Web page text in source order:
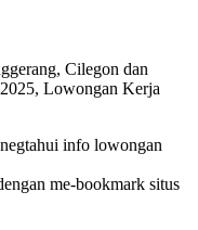
Cilegon dan
Lowongan Kerja
info lowongan
me-bookmark situs